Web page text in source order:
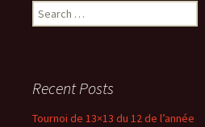
Search
for:
Recent Posts
Tournoi de 13×13 du 12 de l’année